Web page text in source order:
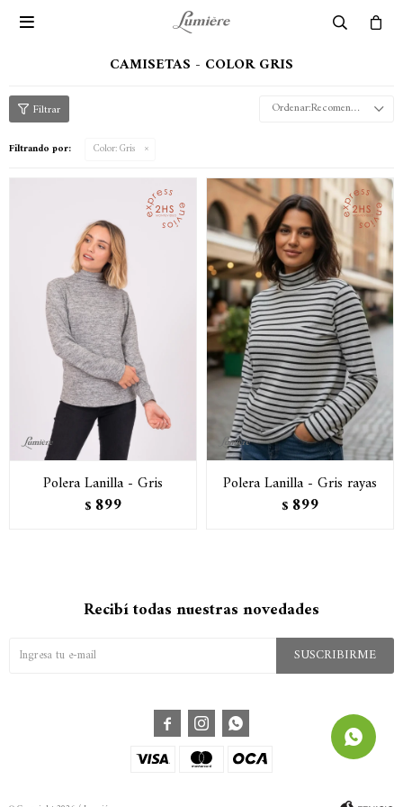

CAMISETAS - COLOR GRIS
Recomendados
Filtrando por: Color:Gris
Polera Lanilla - Gris
$ 899
Polera Lanilla - Gris rayas
$ 899
Recibí todas nuestras novedades
SUSCRIBIRME
  